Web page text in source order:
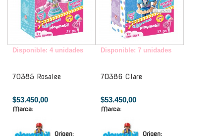
Disponible: 4 unidades
70385 Rosalee
$53.450,00
Marca:
Origen:
Disponible: 7 unidades
70386 Clare
$53.450,00
Marca:
Origen: